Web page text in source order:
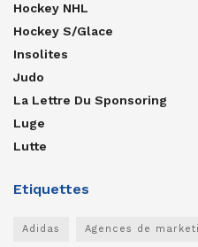
Hockey NHL
Hockey S/glace
Insolites
Judo
La Lettre Du Sponsoring
Luge
Lutte
Etiquettes
Adidas Agences de